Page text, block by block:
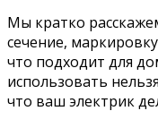
Мы кратко
сечение,
что подходит для
использовать
что ваш электрик